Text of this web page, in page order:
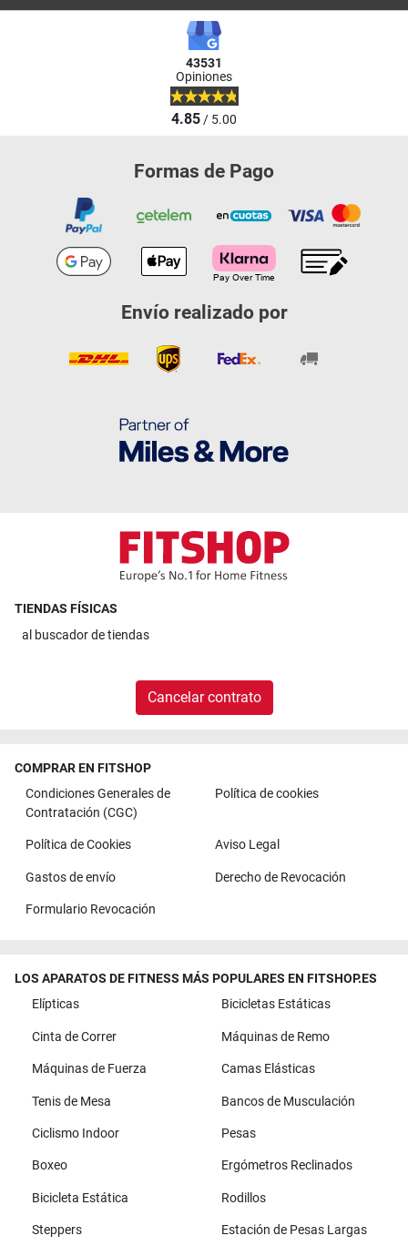
43531
Opiniones
4.85/ 5.00
Formas de Pago
Envío realizado por
TIENDAS FÍSICAS
al buscador de tiendas
Cancelar contrato
COMPRAR EN FITSHOP
Condiciones Generales de
Contratación (CGC)
Política de cookies
Política de Cookies Aviso Legal
Gastos de envío Derecho de Revocación
Formulario Revocación
LOS APARATOS DE FITNESS MÁS POPULARES EN FITSHOP.ES
Elípticas
Bicicletas Estáticas
Cinta de Correr Máquinas de Remo
Máquinas de Fuerza Camas Elásticas
Tenis de Mesa Bancos de Musculación
Ciclismo Indoor Pesas
Boxeo Ergómetros Reclinados
Bicicleta Estática Rodillos
Steppers Estación de Pesas Largas